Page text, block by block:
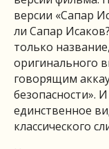
версии «Сапар
ли Сапар
только
оригинального
говорящим
безопасности».
единственное
классического